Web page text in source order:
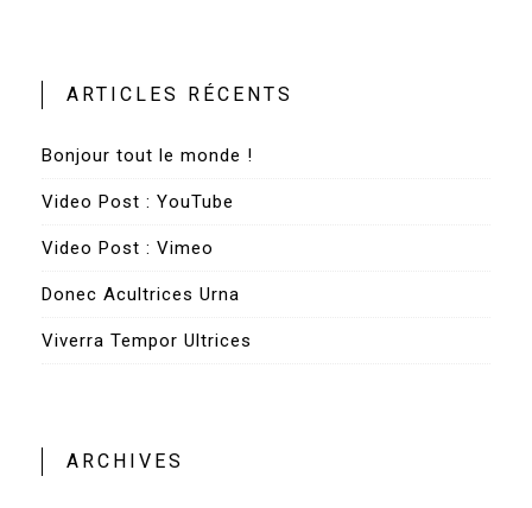
ARTICLES RÉCENTS
Bonjour tout le monde !
Video Post : YouTube
Video Post : Vimeo
Donec Acultrices Urna
Viverra Tempor Ultrices
ARCHIVES